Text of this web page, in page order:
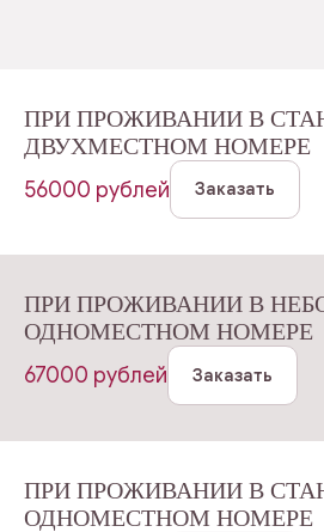
ПРИ ПРОЖИВАНИИ В
ДВУХМЕСТНОМ НОМЕРЕ
56000 рублей
Заказать
ПРИ ПРОЖИВАНИИ В
ОДНОМЕСТНОМ НОМЕРЕ
67000 рублей
Заказать
ПРИ ПРОЖИВАНИИ В
ОДНОМЕСТНОМ НОМЕРЕ